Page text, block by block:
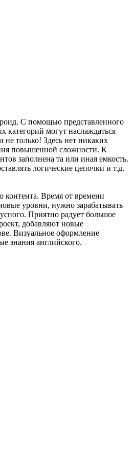
С помощью представленного
категорий могут наслаждаться
только! Здесь нет никаких
повышенной сложности. К
заполнена та или иная емкость.
логические цепочки и т.д.
контента. Время от времени
уровни, нужно зарабатывать
Приятно радует большое
добавляют новые
Визуальное оформление
знания английского.